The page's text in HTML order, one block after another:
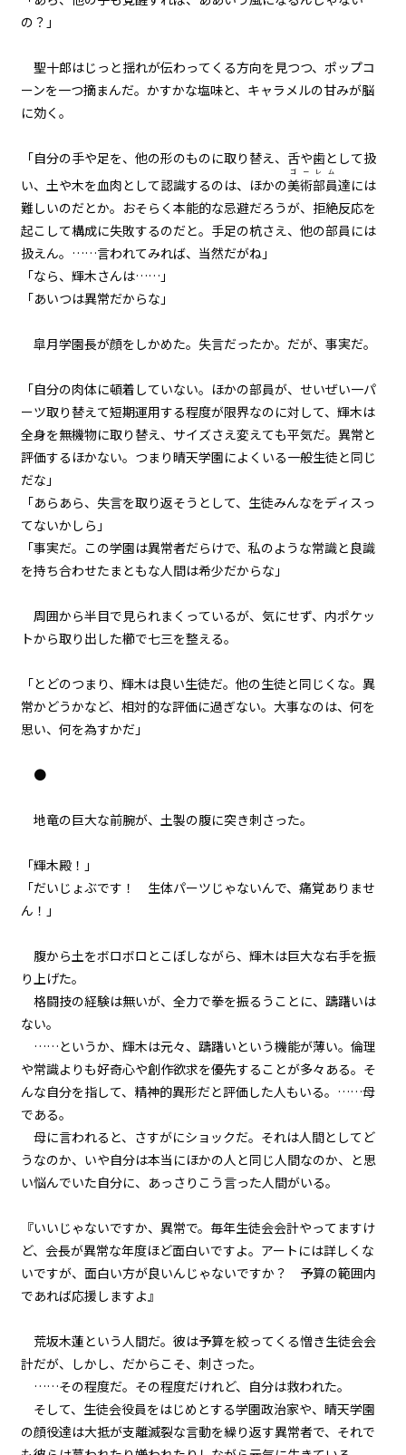
ビューワー設定
文字サイズ
小 中
フォント
明朝
背景色
組み方向
一章
青春乱闘大声援（３）
一章
不信任決議（１）
一章
不信任決議（３）
一章
不信任決議（４）
一章
不信任決議（６）
不信任決議（７）
不信任決議（８）
不信任決議（１３）
一章
出陣（１）
出陣（２）
一章
一章
黒獅子（１）
黒獅子（２）
一章
黒獅子（３）
一章
の？」
聖十郎はじっと揺れが伝わってくる方向を見つつ、ポップコ
ーンを一つ摘まんだ。かすかな塩味と、キャラメルの甘みが脳
に効く。
「自分の手や足を、他の形のものに取り替え、舌や歯として扱
い、土や木を血肉として認識するのは、ほかの美術部員
ゴーレム
達には
難しいのだとか。おそらく本能的な忌避だろうが、拒絶反応を
起こして構成に失敗するのだと。手足の杭さえ、他の部員には
扱えん。……言われてみれば、当然だがね」
「なら、輝木さんは……」
「あいつは異常だからな」
皐月学園長が顔をしかめた。失言だったか。だが、事実だ。
「自分の肉体に頓着していない。ほかの部員が、せいぜい一パ
ーツ取り替えて短期運用する程度が限界なのに対して、輝木は
全身を無機物に取り替え、サイズさえ変えても平気だ。異常と
評価するほかない。つまり――晴天学園によくいる一般生徒と同じ
だな」
「あらあら、失言を取り返そうとして、生徒みんなをディスっ
てないかしら」
「事実だ。この学園は異常者だらけで、私のような常識と良識
を持ち合わせたまともな人間は希少だからな」
周囲から半目で見られまくっているが、気にせず、内ポケッ
トから取り出した櫛で七三を整える。
「とどのつまり、輝木は良い生徒だ。他の生徒と同じくな。異
常かどうかなど、相対的な評価に過ぎない。大事なのは、何を
思い、何を為すかだ」
●
地竜の巨大な前腕が、土製の腹に突き刺さった。
「輝木殿！」
「だいじょぶです！ 生体パーツじゃないんで、痛覚ありませ
ん！」
腹から土をボロボロとこぼしながら、輝木は巨大な右手を振
り上げた。
格闘技の経験は無いが、全力で拳を振るうことに、躊躇いは
ない。
……というか、輝木は元々、躊躇いという機能が薄い。倫理
や常識よりも好奇心や創作欲求を優先することが多々ある。そ
んな自分を指して、精神的異形だと評価した人もいる。……母
である。
母に言われると、さすがにショックだ。それは人間としてど
うなのか、いや自分は本当にほかの人と同じ人間なのか、と思
い悩んでいた自分に、あっさりこう言った人間がいる。
『いいじゃないですか、異常で。毎年生徒会会計やってますけ
ど、会長が異常な年度ほど面白いですよ。アートには詳しくな
いですが、面白い方が良いんじゃないですか？ 予算の範囲内
であれば応援しますよ』
荒坂木蓮という人間だ。彼は予算を絞ってくる憎き生徒会会
計だが、しかし、だからこそ、刺さった。
……その程度だ。その程度だけれど、自分は救われた。
そして、生徒会役員をはじめとする学園政治家や、晴天学園
の顔役達は大抵が支離滅裂な言動を繰り返す異常者で、それで